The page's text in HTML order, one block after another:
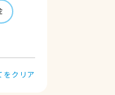
をクリア